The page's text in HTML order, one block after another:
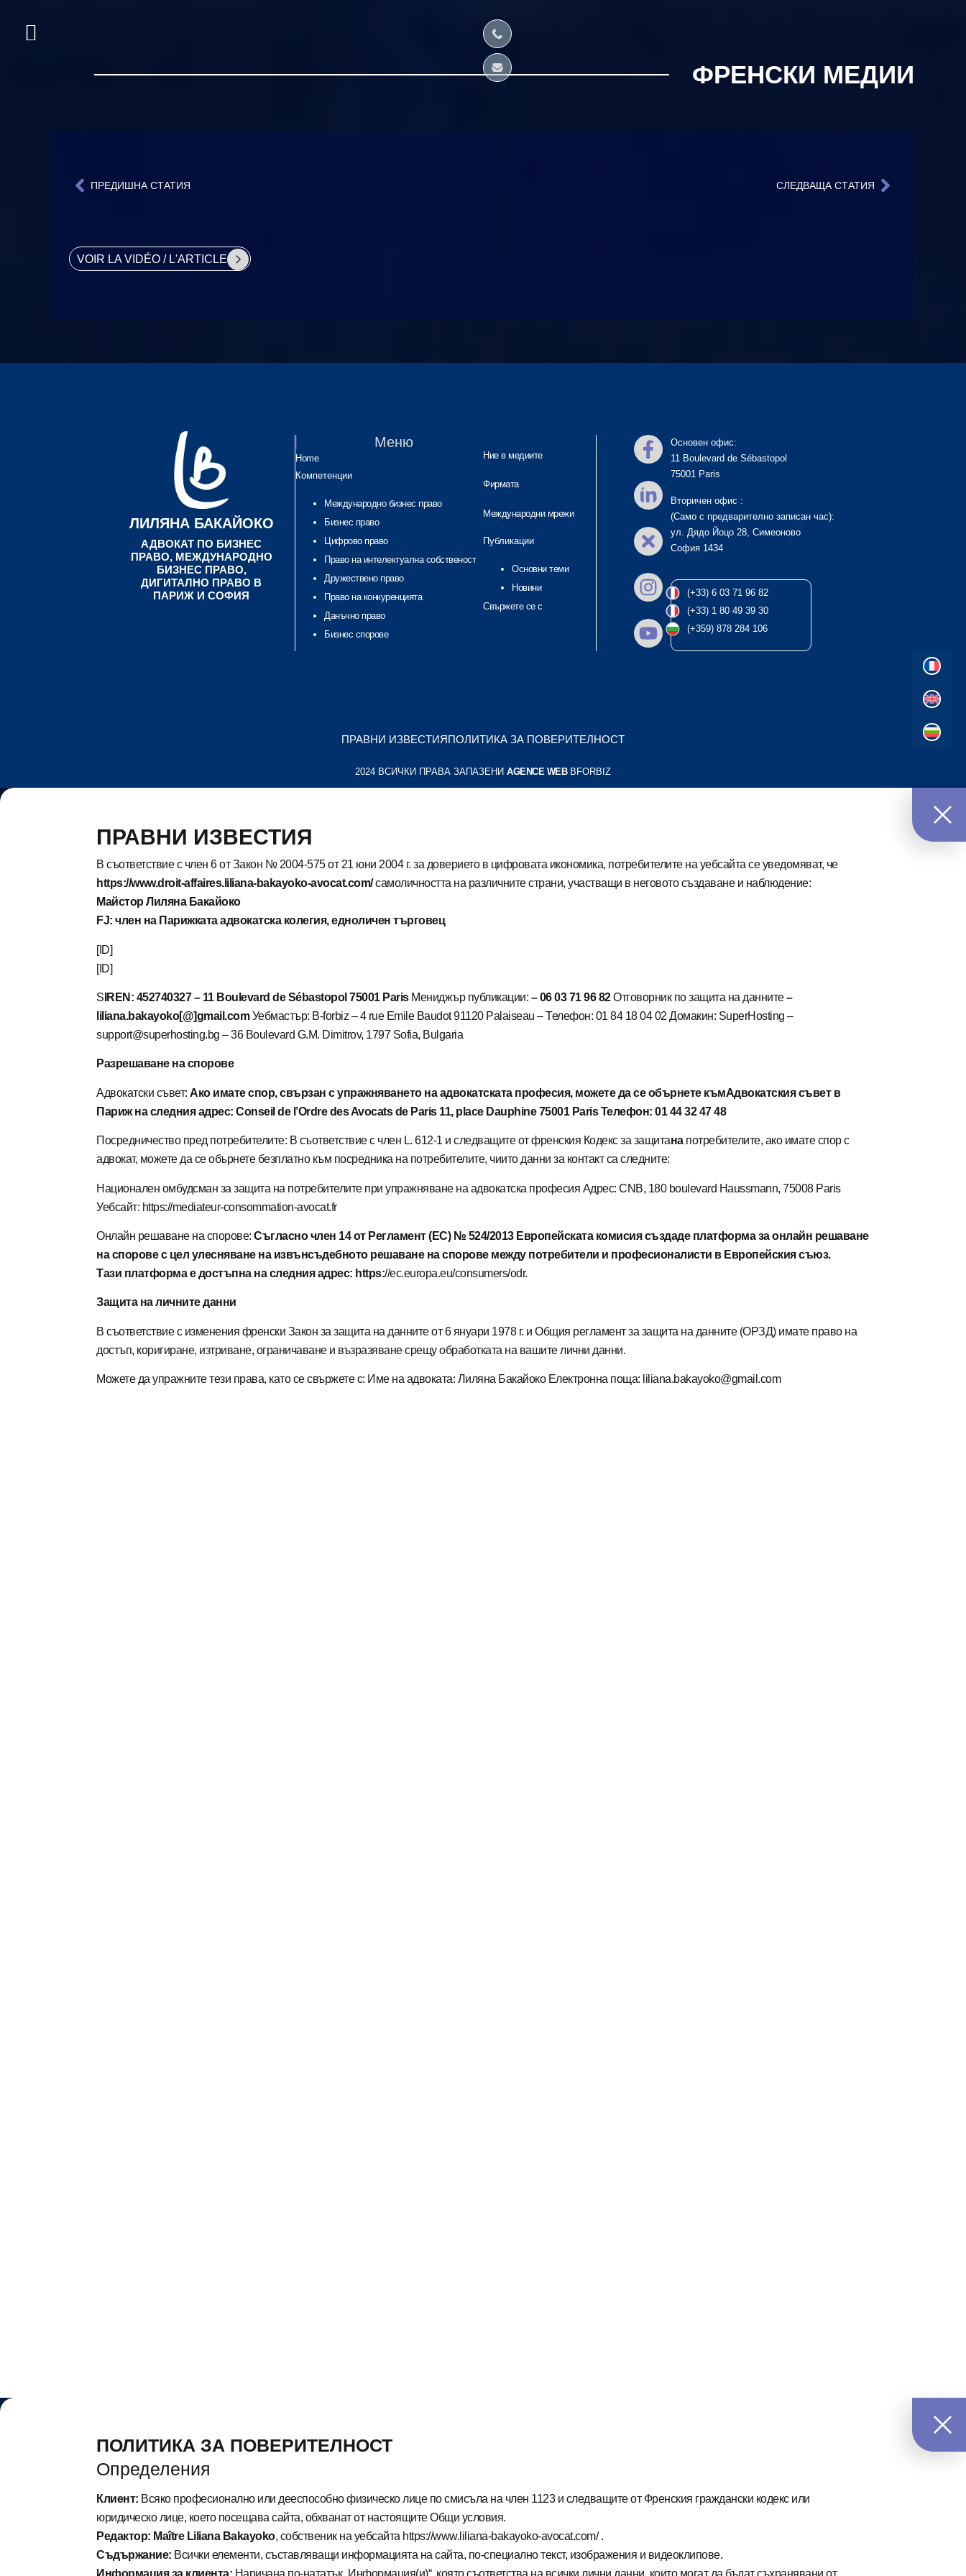
ФРЕНСКИ МЕДИИ
ПРЕДИШНА СТАТИЯ СЛЕДВАЩА СТАТИЯ
VOIR LA VIDÉO / L'ARTICLE
ЛИЛЯНА БАКАЙОКО
АДВОКАТ ПО БИЗНЕС
ПРАВО, МЕЖДУНАРОДНО
БИЗНЕС ПРАВО,
ДИГИТАЛНО ПРАВО В
ПАРИЖ И СОФИЯ
Меню
Home
Компетенции
Международно бизнес право
Бизнес право
Цифрово право
Право на интелектуална собственост
Дружествено право
Право на конкуренцията
Данъчно право
Бизнес спорове
Ние в медиите
Фирмата
Международни мрежи
Публикации
Основни теми
Новини
Свържете се с
Основен офис:
11 Boulevard de Sébastopol
75001 Paris
Вторичен офис :
(Само с предварително записан час):
ул. Дядо Йоцо 28, Симеоново
София 1434
(+33) 6 03 71 96 82
(+33) 1 80 49 39 30
(+359) 878 284 106
ПРАВНИ ИЗВЕСТИЯПОЛИТИКА ЗА ПОВЕРИТЕЛНОСТ
2024 ВСИЧКИ ПРАВА ЗАПАЗЕНИ AGENCE WEBBFORBIZ
ПРАВНИ ИЗВЕСТИЯ
В съответствие с член 6 от Закон № 2004-575 от 21 юни 2004 г. за доверието в цифровата икономика, потребителите на уебсайта се уведомяват, че
https://www.droit-affaires.liliana-bakayoko-avocat.com/самоличността на различните страни, участващи в неговото създаване и наблюдение:
Майстор Лиляна Бакайоко
FJ: член на Парижката адвокатска колегия, едноличен търговец
[ID]
[ID]
S IREN: 452740327 – 11 Boulevard de Sébastopol 75001 ParisМениджър публикации: – 06 03 71 96 82Отговорник по защита на данните–
liliana.bakayoko[@]gmail.comУебмастър: B-forbiz – 4 rue Emile Baudot 91120 Palaiseau – Телефон: 01 84 18 04 02 Домакин: SuperHosting –
support@superhosting.bg – 36 Boulevard G.M. Dimitrov, 1797 Sofia, Bulgaria
Разрешаване на спорове
Адвокатски съвет: Ако имате спор, свързан с упражняването на адвокатската професия, можете да се обърнете къмАдвокатския съвет в
Парижна следния адрес: Conseil de l’Ordre des Avocats de Paris 11, place Dauphine 75001 Paris Телефон: 01 44 32 47 48
Посредничество пред потребителите: В съответствие с член L. 612-1 и следващите от френския Кодекс за защитанапотребителите, ако имате спор с
адвокат, можете да се обърнете безплатно към посредника на потребителите, чиито данни за контакт са следните:
Национален омбудсман за защита на потребителите при упражняване на адвокатска професия Адрес: CNB, 180 boulevard Haussmann, 75008 Paris
Уебсайт: https://mediateur-consommation-avocat.fr
Онлайн решаване на спорове:Съгласно член 14 от Регламент (ЕС) № 524/2013 Европейската комисия създаде платформа за онлайн решаване
на спорове с цел улесняване на извънсъдебното решаване на спорове между потребители и професионалисти в Европейския съюз.
Тази платформа е достъпна на следния адрес: https://ec.europa.eu/consumers/odr.
Защита на личните данни
В съответствие с изменения френски Закон за защита на данните от 6 януари 1978 г. и Общия регламент за защита на данните (ОРЗД) имате право на
достъп, коригиране, изтриване, ограничаване и възразяване срещу обработката на вашите лични данни.
Можете да упражните тези права, като се свържете с: Име на адвоката: Лиляна Бакайоко Електронна поща: liliana.bakayoko@gmail.com
ПОЛИТИКА ЗА ПОВЕРИТЕЛНОСТ
Определения
Клиент: Всяко професионално или дееспособно физическо лице по смисъла на член 1123 и следващите от Френския граждански кодекс или
юридическо лице, което посещава сайта, обхванат от настоящите Общи условия.
Редактор: Maître Liliana Bakayoko, собственик на уебсайта https://www.liliana-bakayoko-avocat.com/ .
Съдържание: Всички елементи, съставляващи информацията на сайта, по-специално текст, изображения и видеоклипове.